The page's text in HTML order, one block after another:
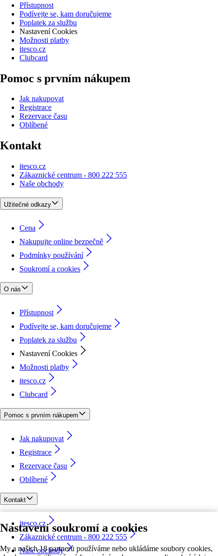
Nastavení soukromí a cookies
My a našich 18 partnerů používáme nebo ukládáme soubory cookies,
Přístupnost
Podívejte se, kam doručujeme
Poplatek za službu
Nastavení Cookies
Možnosti platby
itesco.cz
Clubcard
Pomoc s prvním nákupem
Jak nakupovat
Registrace
Rezervace času
Oblíbené
Kontakt
itesco.cz
Zákaznické centrum - 800 222 555
Naše obchody
Užitečné odkazy
Cena
Nakupujte online bezpečně
Podmínky používání
Soukromí a cookies
O nás
Přístupnost
Podívejte se, kam doručujeme
Poplatek za službu
Nastavení Cookies
Možnosti platby
itesco.cz
Clubcard
Pomoc s prvním nákupem
Jak nakupovat
Registrace
Rezervace času
Oblíbené
Kontakt
itesco.cz
Zákaznické centrum - 800 222 555
Naše obchody